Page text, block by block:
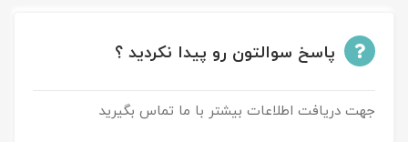
پاسخ سوالتون رو پیدا نکردید ؟
جهت دریافت اطلاعات بیشتر با ما تماس بگیرید